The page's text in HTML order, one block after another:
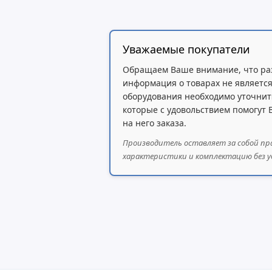
Как и в более ранних моделях, рассматриваемый
Еще одним нововведением, заслуживающим
Уважаемые покупатели
Обращаем Ваше внимание, что
информация о товарах не
оборудования необходимо
которые с удовольствием
на него заказа.
Производитель оставляет за собой
характеристики и комплектацию без